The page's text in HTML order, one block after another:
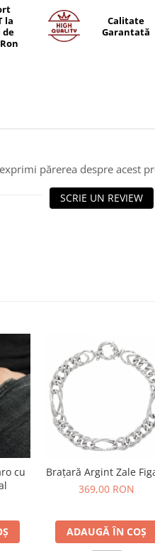
la
de
Calitate
Garantată
părerea despre acest
SCRIE UN REVIEW
cu
Brațară Argint Zale
369,00 RON
ADAUGĂ ÎN COȘ